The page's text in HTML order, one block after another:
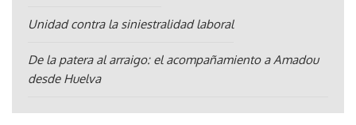
Unidad contra la siniestralidad laboral
De la patera al arraigo: el acompañamiento a Amadou
desde Huelva